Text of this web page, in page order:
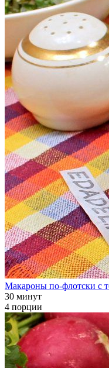
Макароны по-флотски с
30 минут
4 порции